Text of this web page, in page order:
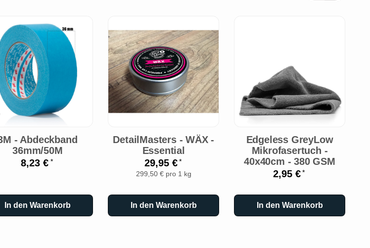
- Abdeckband
36mm/50M
8,23 €*
In den Warenkorb
DetailMasters - WÄX -
Essential
29,95 €*
299,50 € pro 1 kg
In den Warenkorb
Edgeless GreyLow
Mikrofasertuch -
40x40cm - 380 GSM
2,95 €*
In den Warenkorb